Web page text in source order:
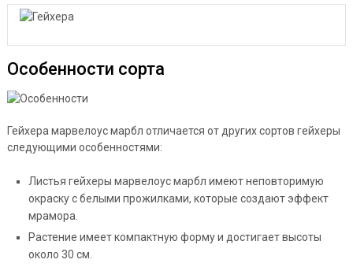
Особенности сорта
Гейхера марвелоус марбл отличается от других сортов гейхеры
следующими особенностями:
Листья гейхеры марвелоус марбл имеют неповторимую
окраску с белыми прожилками, которые создают эффект
мрамора.
Растение имеет компактную форму и достигает высоты
около 30 см.